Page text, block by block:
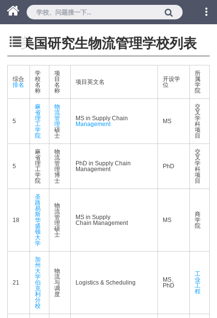
美国研究生物流管理学校列表
综合
排名
学
校
名
称
项
目
名
称
项目英文名
开设学
位
所
属
学
院
5
麻
省
理
工
学
院
物
流
管
理
硕
士
MS in Supply Chain
Management
MS
交
叉
学
科
项
目
5
麻
省
理
工
学
院
物
流
管
理
博
士
PhD in Supply Chain
Management
PhD
交
叉
学
科
项
目
18
圣
路
易
斯
华
盛
顿
大
学
物
流
管
理
硕
士
MS in Supply
Chain Management
MS
商
学
院
21
加
州
大
学
伯
克
利
分
校
物
流
与
调
度
Logistics & Scheduling
MS、
PhD
工
业
工
程